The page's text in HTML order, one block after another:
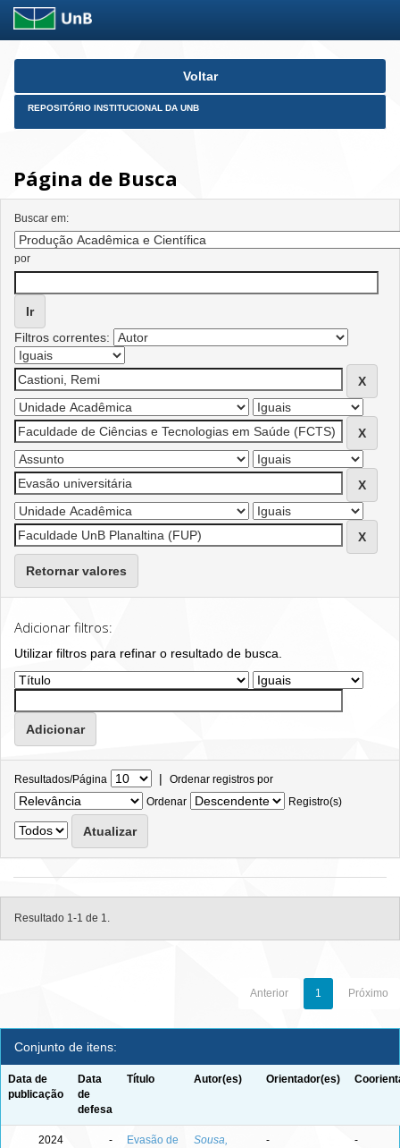
Skip
Voltar
REPOSITÓRIO INSTITUCIONAL DA UNB
Página de Busca
Buscar em:
por
Filtros correntes:
Retornar valores
Adicionar filtros:
Utilizar filtros para refinar o resultado de busca.
Resultados/Página | Ordenar registros por
Ordenar
Registro(s)
Resultado 1-1 de 1.
Anterior 1 Próximo
Conjunto de itens:
Data de
publicação
Data
de
defesa
Título Autor(es) Orientador(es)
2024 -
Evasão de
Sousa,
- -